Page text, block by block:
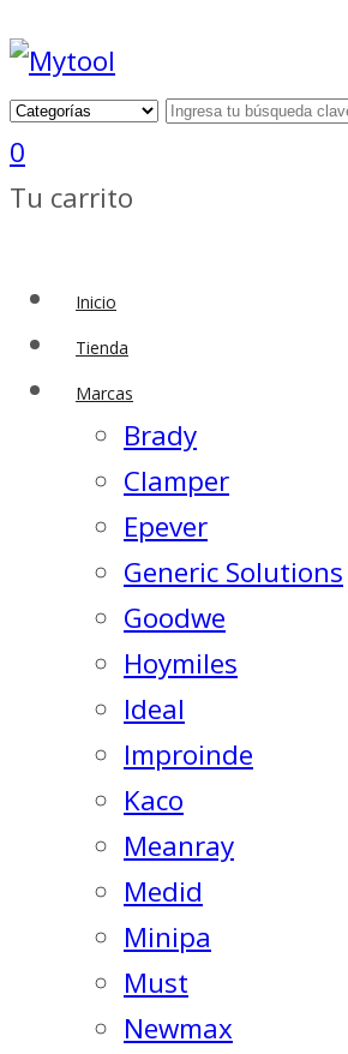
0
Tu carrito
Inicio
Tienda
Marcas
Brady
Clamper
Epever
Generic Solutions
Goodwe
Hoymiles
Ideal
Improinde
Kaco
Meanray
Medid
Minipa
Must
Newmax